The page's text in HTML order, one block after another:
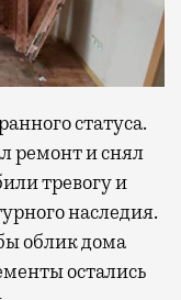
статуса.
ремонт и снял
тревогу и
наследия.
облик дома
остались